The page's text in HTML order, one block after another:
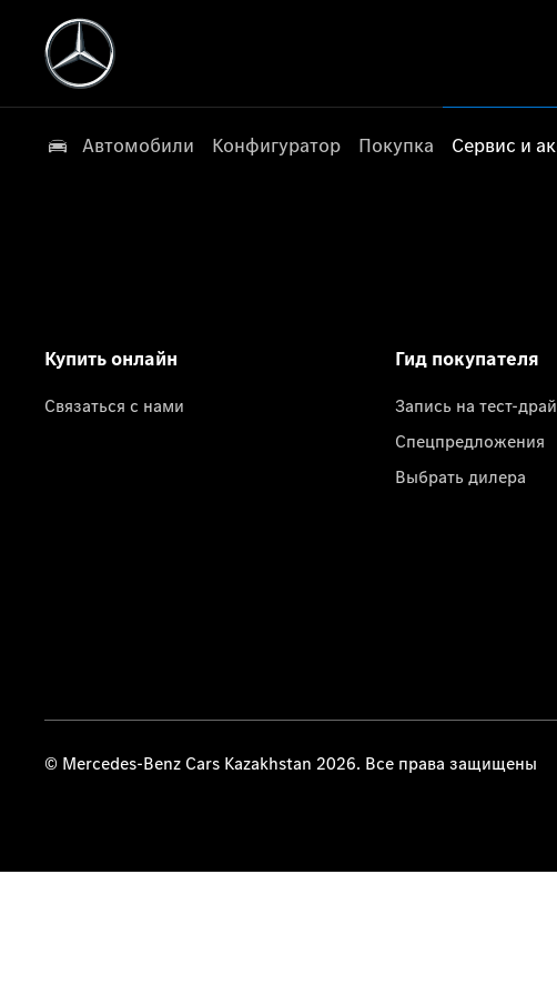
Автомобили Конфигуратор Покупка Сервис и
Купить онлайн
Связаться с нами
Гид покупателя
Запись на тест-
Спецпредложения
Выбрать дилера
© Mercedes-Benz Cars Kazakhstan 2026. Все права защищены